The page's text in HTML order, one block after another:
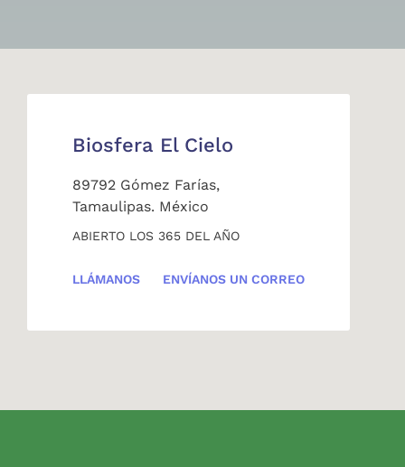
Biosfera El Cielo
89792 Gómez Farías,
Tamaulipas. México
ABIERTO LOS 365 DEL AÑO
LLÁMANOS ENVÍANOS UN CORREO